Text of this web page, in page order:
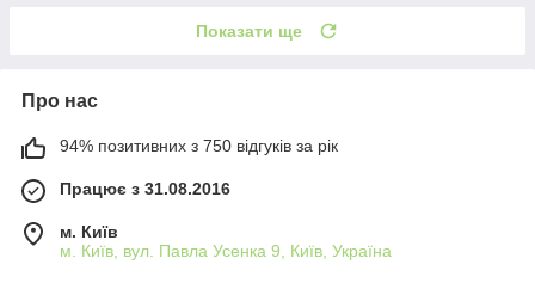
Показати ще
Про нас
94% позитивних з 750 відгуків за рік
Працює з 31.08.2016
м. Київ
м. Київ, вул. Павла Усенка 9, Київ, Україна